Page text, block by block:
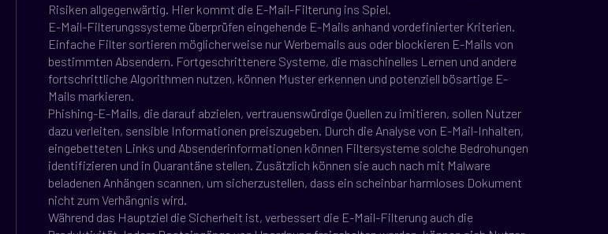
Risiken allgegenwärtig. Hier kommt die E-Mail-Filterung ins Spiel.
E-Mail-Filterungssysteme überprüfen eingehende E-Mails anhand vordefinierter Kriterien.
Einfache Filter sortieren möglicherweise nur Werbemails aus oder blockieren E-Mails von
bestimmten Absendern. Fortgeschrittenere Systeme, die maschinelles Lernen und andere
fortschrittliche Algorithmen nutzen, können Muster erkennen und potenziell bösartige E-
Mails markieren.
Phishing-E-Mails, die darauf abzielen, vertrauenswürdige Quellen zu imitieren, sollen Nutzer
dazu verleiten, sensible Informationen preiszugeben. Durch die Analyse von E-Mail-Inhalten,
eingebetteten Links und Absenderinformationen können Filtersysteme solche Bedrohungen
identifizieren und in Quarantäne stellen. Zusätzlich können sie auch nach mit Malware
beladenen Anhängen scannen, um sicherzustellen, dass ein scheinbar harmloses Dokument
nicht zum Verhängnis wird.
Während das Hauptziel die Sicherheit ist, verbessert die E-Mail-Filterung auch die